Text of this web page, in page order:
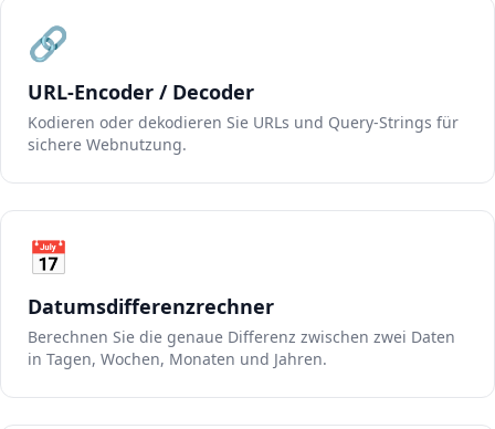
🔗
URL-Encoder / Decoder
Kodieren oder dekodieren Sie URLs und Query-Strings für
sichere Webnutzung.
📅
Datumsdifferenzrechner
Berechnen Sie die genaue Differenz zwischen zwei Daten
in Tagen, Wochen, Monaten und Jahren.